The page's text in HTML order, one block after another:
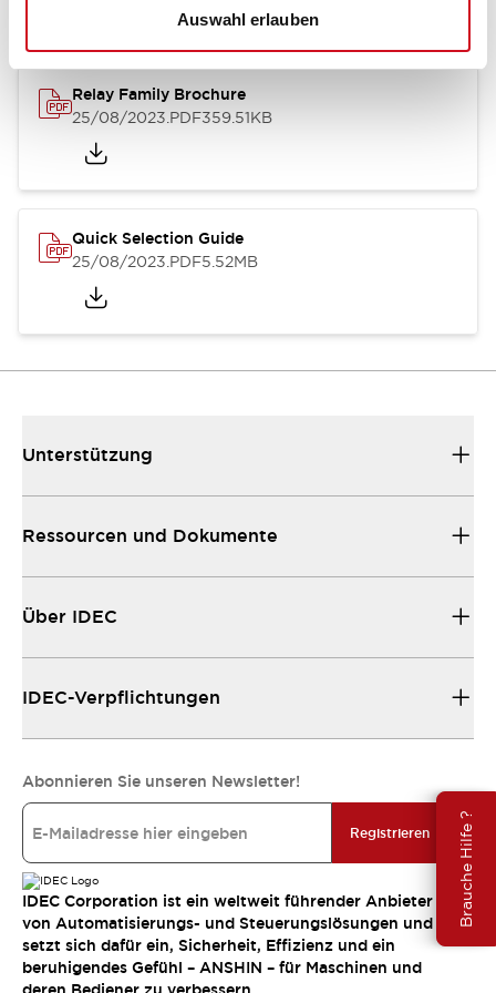
Auswahl erlauben
Brauche Hilfe ?
Relay Family Brochure
25/08/2023.PDF359.51KB
Quick Selection Guide
25/08/2023.PDF5.52MB
Unterstützung
Ressourcen und Dokumente
Über IDEC
IDEC-Verpflichtungen
Abonnieren Sie unseren Newsletter!
Registrieren
IDEC Corporation ist ein weltweit führender Anbieter
von Automatisierungs- und Steuerungslösungen und
setzt sich dafür ein, Sicherheit, Effizienz und ein
beruhigendes Gefühl – ANSHIN – für Maschinen und